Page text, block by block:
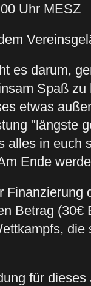
Uhr MESZ
es darum,
Spaß
etwas
"längste
alles in euch
Ende
Finanzierung
Betrag
für